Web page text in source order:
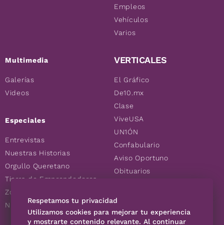
Multimedia
Galerías
Videos
Especiales
Entrevistas
Nuestras Historias
Orgullo Queretano
Tierra de Emprendedores
Zoociales
Nuevos Queretanos
Empleos
Vehículos
Varios
VERTICALES
El Gráfico
De10.mx
Clase
ViveUSA
UN1ÓN
Confabulario
Aviso Oportuno
Obituarios
Consultas
Respetamos tu privacidad
Utilizamos cookies para mejorar tu experiencia
y mostrarte contenido relevante. Al continuar